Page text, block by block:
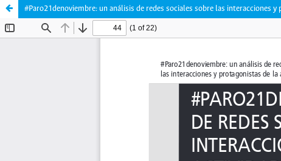
#Paro21denoviembre: un análisis de redes sociales sobre las interacciones